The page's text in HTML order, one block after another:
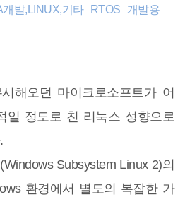
개발,LINUX,기타 RTOS 개발용
해오던 마이크로소프트가 어
일 정도로 친 리눅스 성향으로
Subsystem Linux 2)의
환경에서 별도의 복잡한 가